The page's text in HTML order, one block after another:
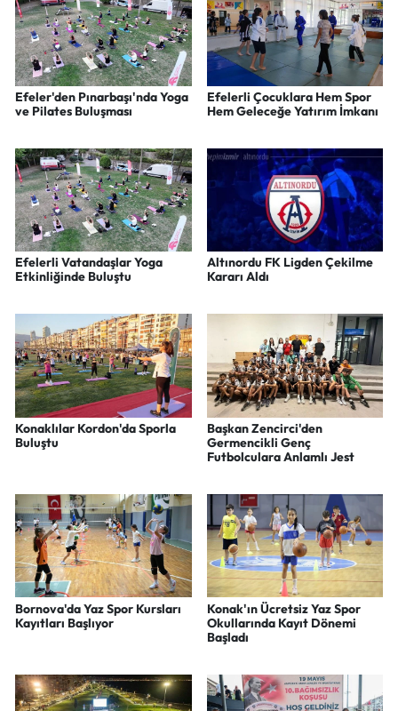
Efeler'den Pınarbaşı'nda Yoga
ve Pilates Buluşması
Efelerli Çocuklara Hem Spor
Hem Geleceğe Yatırım İmkanı
Efelerli Vatandaşlar Yoga
Etkinliğinde Buluştu
Altınordu FK Ligden Çekilme
Kararı Aldı
Konaklılar Kordon'da Sporla
Buluştu
Başkan Zencirci'den
Germencikli Genç
Futbolculara Anlamlı Jest
Bornova'da Yaz Spor Kursları
Kayıtları Başlıyor
Konak'ın Ücretsiz Yaz Spor
Okullarında Kayıt Dönemi
Başladı